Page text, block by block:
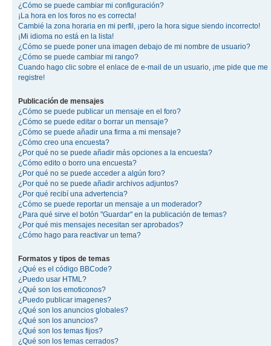
¿Cómo se puede cambiar mi configuración?
¡La hora en los foros no es correcta!
Cambié la zona horaria en mi perfil, ¡pero la hora sigue siendo incorrecto!
¡Mi idioma no está en la lista!
¿Cómo se puede poner una imagen debajo de mi nombre de usuario?
¿Cómo se puede cambiar mi rango?
Cuando hago clic sobre el enlace de e-mail de un usuario, ¡me pide que me
registre!
Publicación de mensajes
¿Cómo se puede publicar un mensaje en el foro?
¿Cómo se puede editar o borrar un mensaje?
¿Cómo se puede añadir una firma a mi mensaje?
¿Cómo creo una encuesta?
¿Por qué no se puede añadir más opciones a la encuesta?
¿Cómo edito o borro una encuesta?
¿Por qué no se puede acceder a algún foro?
¿Por qué no se puede añadir archivos adjuntos?
¿Por qué recibí una advertencia?
¿Cómo se puede reportar un mensaje a un moderador?
¿Para qué sirve el botón "Guardar" en la publicación de temas?
¿Por qué mis mensajes necesitan ser aprobados?
¿Cómo hago para reactivar un tema?
Formatos y tipos de temas
¿Qué es el código BBCode?
¿Puedo usar HTML?
¿Qué son los emoticonos?
¿Puedo publicar imagenes?
¿Qué son los anuncios globales?
¿Qué son los anuncios?
¿Qué son los temas fijos?
¿Qué son los temas cerrados?